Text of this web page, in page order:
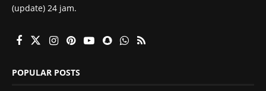
(update) 24 jam.
POPULAR POSTS